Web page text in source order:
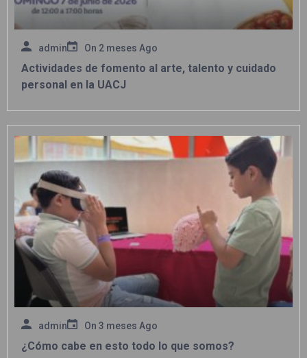
admin On 2 meses Ago
Actividades de fomento al arte, talento y cuidado
personal en la UACJ
admin On 3 meses Ago
¿Cómo cabe en esto todo lo que somos?